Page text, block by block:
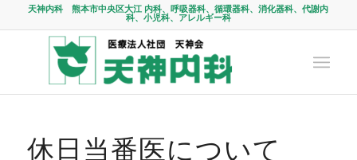
天神内科 熊本市中央区大江 内科、呼吸器科、循環器科、消化器科、代謝内
科、小児科、アレルギー科
休日当番医について